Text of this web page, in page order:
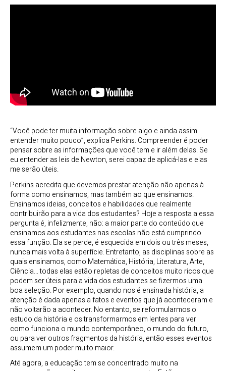
“Você pode ter muita informação sobre algo e ainda assim
entender muito pouco”, explica Perkins. Compreender é poder
pensar sobre as informações que você tem e ir além delas. Se
eu entender as leis de Newton, serei capaz de aplicá-las e elas
me serão úteis.
Perkins acredita que devemos prestar atenção não apenas à
forma como ensinamos, mas também ao que ensinamos.
Ensinamos ideias, conceitos e habilidades que realmente
contribuirão para a vida dos estudantes? Hoje a resposta a essa
pergunta é, infelizmente, não: a maior parte do conteúdo que
ensinamos aos estudantes nas escolas não está cumprindo
essa função. Ela se perde, é esquecida em dois ou três meses,
nunca mais volta à superfície. Entretanto, as disciplinas sobre as
quais ensinamos, como Matemática, História, Literatura, Arte,
Ciência… todas elas estão repletas de conceitos muito ricos que
podem ser úteis para a vida dos estudantes se fizermos uma
boa seleção. Por exemplo, quando nos é ensinada história, a
atenção é dada apenas a fatos e eventos que já aconteceram e
não voltarão a acontecer. No entanto, se reformularmos o
estudo da história e os transformarmos em lentes para ver
como funciona o mundo contemporâneo, o mundo do futuro,
ou para ver outros fragmentos da história, então esses eventos
assumem um poder muito maior.
Até agora, a educação tem se concentrado muito na